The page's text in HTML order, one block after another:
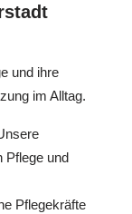
und ihre
im Alltag.
Pflege und
Pflegekräfte